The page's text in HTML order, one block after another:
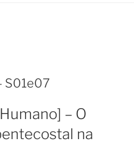
S01e07
– O
na